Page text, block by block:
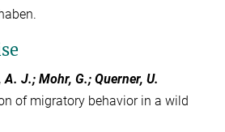
J.; Mohr, G.; Querner, U.
of migratory behavior in a wild